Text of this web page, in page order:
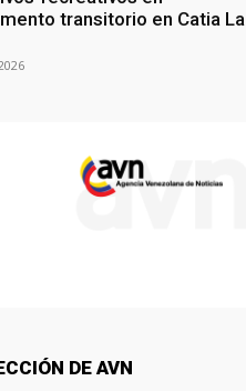
transitorio en Catia La
DE AVN